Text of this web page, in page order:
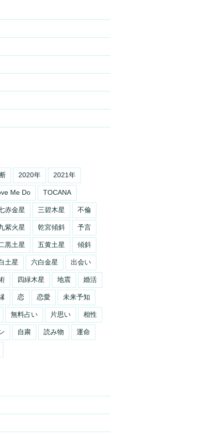
2020年 2021年
Me Do TOCANA
赤金星 三碧木星 不倫
紫火星 乾宮傾斜 予言
黒土星 五黄土星 傾斜
土星 六白金星 出会い
四緑木星 地震 婚活
恋 恋愛 未来予知
無料占い 片思い 相性
自粛 読み物 運命